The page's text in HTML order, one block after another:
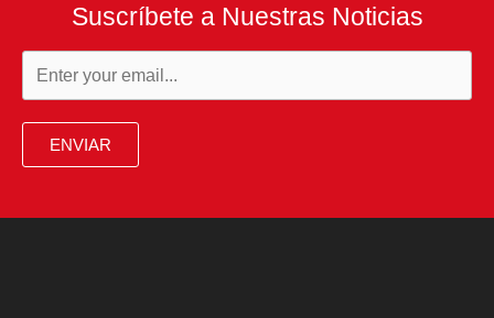
Suscríbete a Nuestras Noticias
ENVIAR